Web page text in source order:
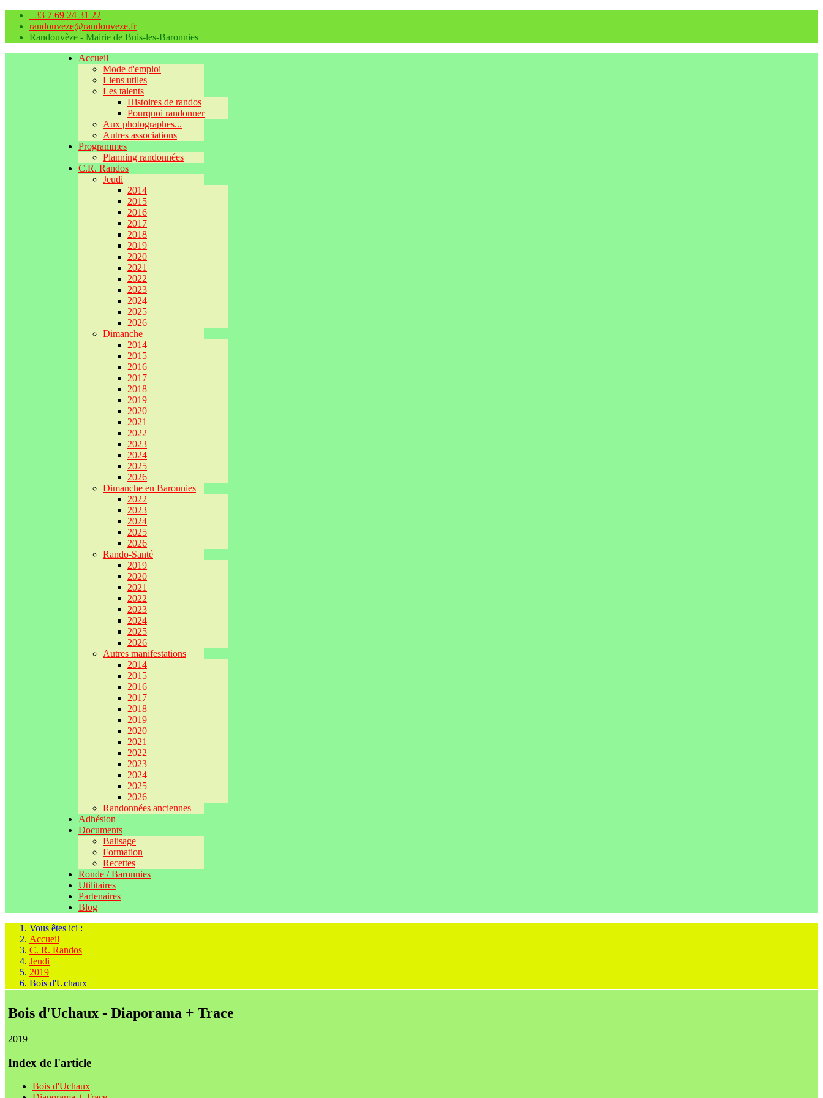
+33 7 69 24 31 22
randouveze@randouveze.fr
Randouvèze - Mairie de Buis-les-Baronnies
Accueil
Mode d'emploi
Liens utiles
Les talents
Histoires de randos
Pourquoi randonner
Aux photographes...
Autres associations
Programmes
Planning randonnées
C.R. Randos
Jeudi
2014
2015
2016
2017
2018
2019
2020
2021
2022
2023
2024
2025
2026
Dimanche
2014
2015
2016
2017
2018
2019
2020
2021
2022
2023
2024
2025
2026
Dimanche en Baronnies
2022
2023
2024
2025
2026
Rando-Santé
2019
2020
2021
2022
2023
2024
2025
2026
Autres manifestations
2014
2015
2016
2017
2018
2019
2020
2021
2022
2023
2024
2025
2026
Randonnées anciennes
Adhésion
Documents
Balisage
Formation
Recettes
Ronde / Baronnies
Utilitaires
Partenaires
Blog
Vous êtes ici :
Accueil
C. R. Randos
Jeudi
2019
Bois d'Uchaux
Bois d'Uchaux - Diaporama + Trace
2019
Index de l'article
Bois d'Uchaux